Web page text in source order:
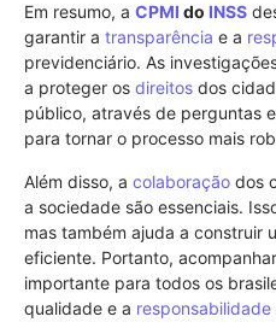
Em resumo, a CPMI do INSS
garantir a transparência e a
previdenciário. As
a proteger os direitos dos
público, através de perguntas
para tornar o processo mais
Além disso, a colaboração dos
a sociedade são essenciais.
mas também ajuda a construir
eficiente. Portanto,
importante para todos os
qualidade e a responsabilidade